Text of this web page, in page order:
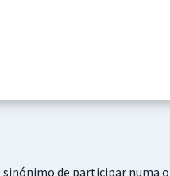
de participar numa